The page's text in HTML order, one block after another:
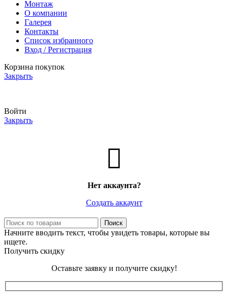
Монтаж
О компании
Галерея
Контакты
Список избранного
Вход / Регистрация
Корзина покупок
Закрыть
Войти
Закрыть
Нет аккаунта?
Создать аккаунт
Поиск
Начните вводить текст, чтобы увидеть товары, которые вы
ищете.
Получить скидку
Оставьте заявку и получите скидку!